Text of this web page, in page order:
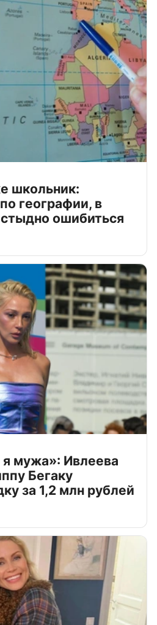
школьник:
географии, в
ошибиться
я мужа»: Ивлеева
Бегаку
за 1,2 млн рублей